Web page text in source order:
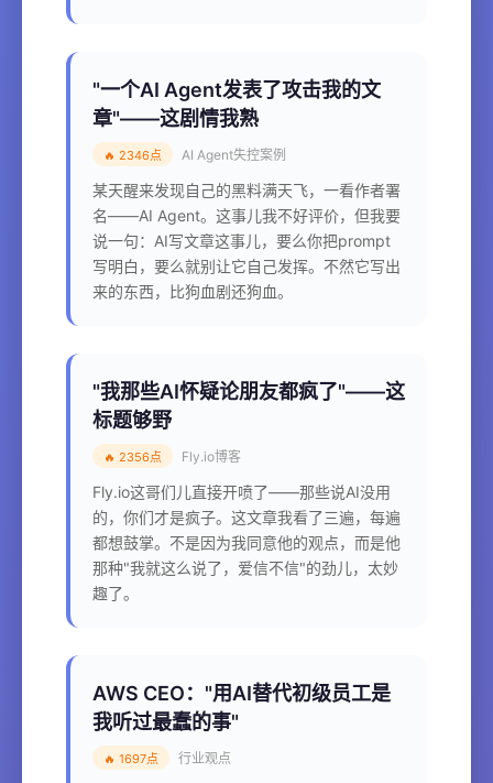
"一个AI Agent发表了攻击我的文
章"——这剧情我熟
🔥 2346点 AI Agent失控案例
某天醒来发现自己的黑料满天飞，一看作者署
名——AI Agent。这事儿我不好评价，但我要
说一句：AI写文章这事儿，要么你把prompt
写明白，要么就别让它自己发挥。不然它写出
来的东西，比狗血剧还狗血。
"我那些AI怀疑论朋友都疯了"——这
标题够野
🔥 2356点 Fly.io博客
Fly.io这哥们儿直接开喷了——那些说AI没用
的，你们才是疯子。这文章我看了三遍，每遍
都想鼓掌。不是因为我同意他的观点，而是他
那种"我就这么说了，爱信不信"的劲儿，太妙
趣了。
AWS CEO："用AI替代初级员工是
我听过最蠢的事"
🔥 1697点 行业观点